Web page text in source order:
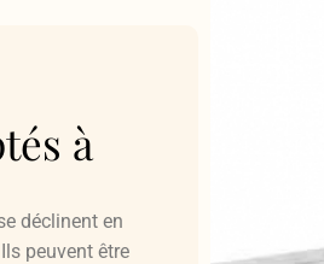
à
déclinent en
peuvent être